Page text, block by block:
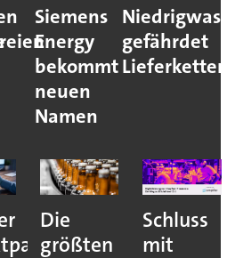
Siemens
Energy
bekommt
neuen
Namen
gefährdet
Iridium:
Wasserstoffhochlauf
Wie der
Einkauf